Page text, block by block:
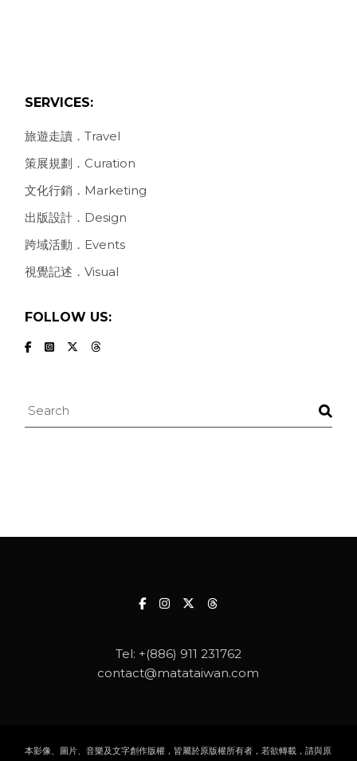
SERVICES:
旅遊走讀．Travel
策展規劃．Curation
文化行銷．Marketing
出版設計．Design
跨域活動．Events
視覺記述．Visual
FOLLOW US:
Search
Tel: +(886) 911 231762
contact@matataiwan.com
本影像、圖片、音樂及文字創作版權，皆屬於原版權所有者，若欲轉載，請與原